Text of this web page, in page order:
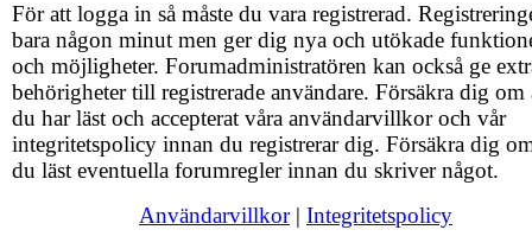
För att logga in så måste du vara registrerad.
bara någon minut men ger dig nya och utökade
och möjligheter. Forumadministratören kan också ge
behörigheter till registrerade användare. Försäkra dig om
du har läst och accepterat våra användarvillkor och vår
integritetspolicy innan du registrerar dig. Försäkra dig
du läst eventuella forumregler innan du skriver något.
Användarvillkor| Integritetspolicy